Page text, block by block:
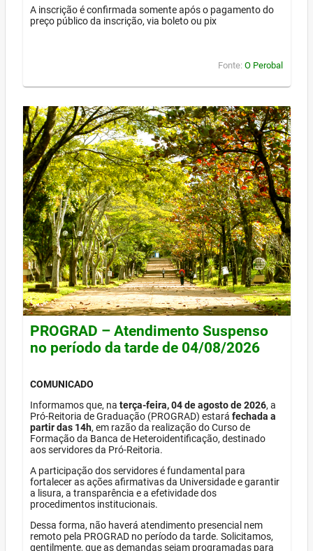
A inscrição é confirmada somente após o pagamento do
preço público da inscrição, via boleto ou pix
Fonte: O Perobal
PROGRAD – Atendimento Suspenso
no período da tarde de 04/08/2026
COMUNICADO
Informamos que, na terça-feira, 04 de agosto de 2026, a
Pró-Reitoria de Graduação (PROGRAD) estará fechada a
partir das 14h, em razão da realização do Curso de
Formação da Banca de Heteroidentificação, destinado
aos servidores da Pró-Reitoria.
A participação dos servidores é fundamental para
fortalecer as ações afirmativas da Universidade e garantir
a lisura, a transparência e a efetividade dos
procedimentos institucionais.
Dessa forma, não haverá atendimento presencial nem
remoto pela PROGRAD no período da tarde. Solicitamos,
gentilmente, que as demandas sejam programadas para